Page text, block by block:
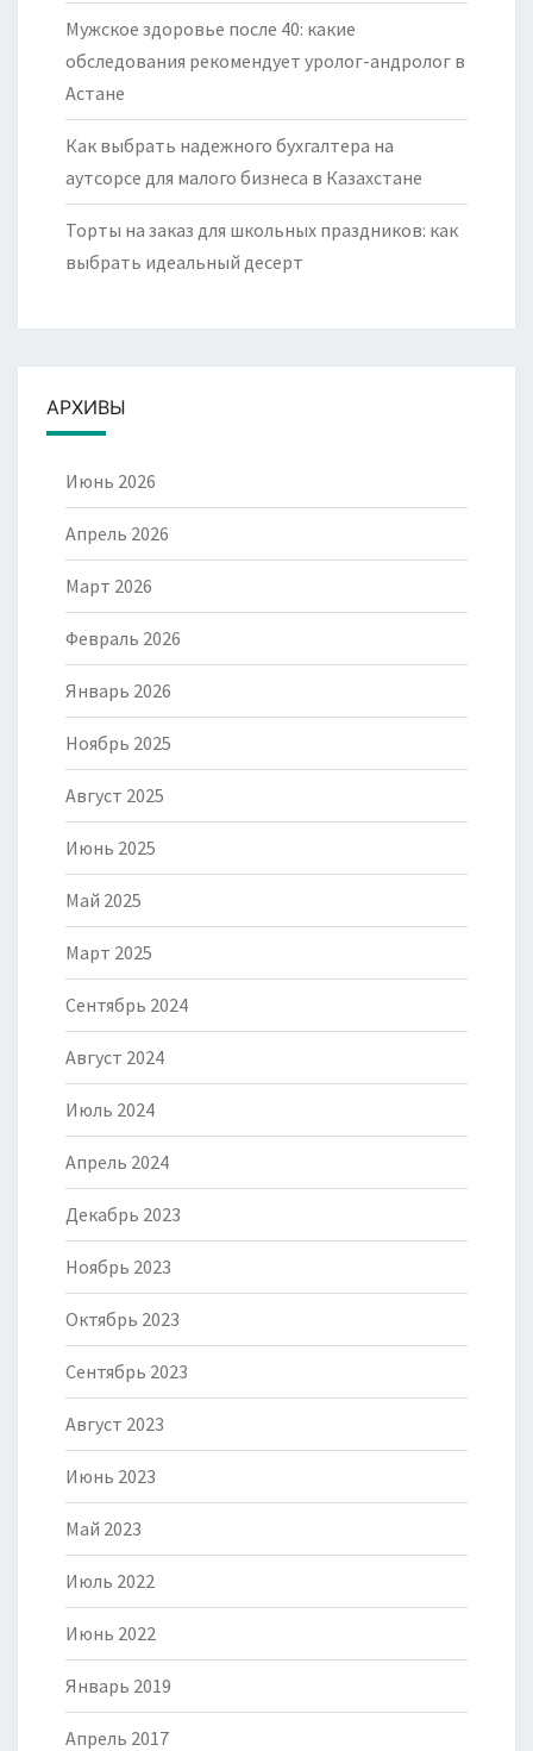
Мужское здоровье после 40: какие
обследования рекомендует уролог-андролог в
Астане
Как выбрать надежного бухгалтера на
аутсорсе для малого бизнеса в Казахстане
Торты на заказ для школьных праздников: как
выбрать идеальный десерт
АРХИВЫ
Июнь 2026
Апрель 2026
Март 2026
Февраль 2026
Январь 2026
Ноябрь 2025
Август 2025
Июнь 2025
Май 2025
Март 2025
Сентябрь 2024
Август 2024
Июль 2024
Апрель 2024
Декабрь 2023
Ноябрь 2023
Октябрь 2023
Сентябрь 2023
Август 2023
Июнь 2023
Май 2023
Июль 2022
Июнь 2022
Январь 2019
Апрель 2017